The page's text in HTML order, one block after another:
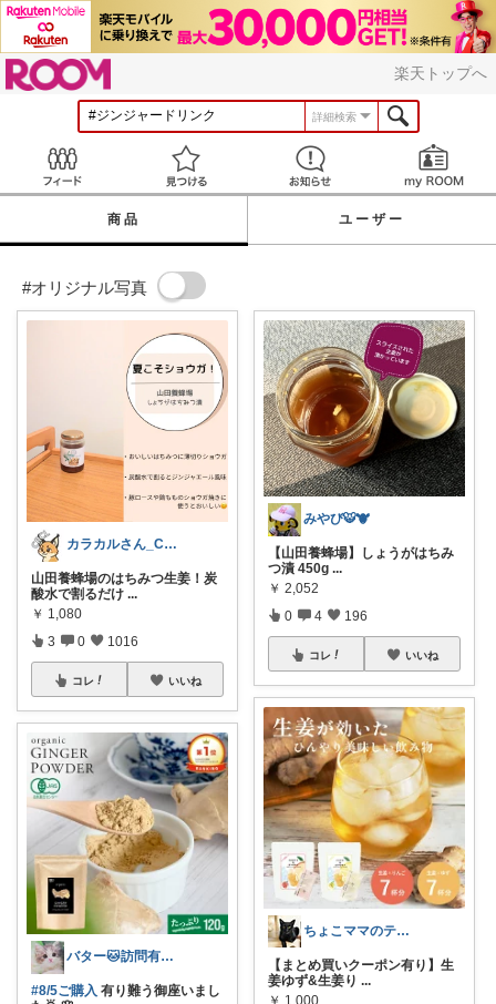
楽天トップへ
詳細検索
見つける お知らせ
商品 ユーザー
#オリジナル写真
カラカルさん_CRCL😺朝コレ4時
山田養蜂場のはちみつ生姜！炭
酸水で割るだけ ...
￥ 1,080
3 0 1016
コレ いいね
バター🐱訪問有難うございます💕
#8/5ご購入 有り難う御座いまし
みやび🐯🐮
【山田養蜂場】しょうがはちみ
つ漬 450g ...
￥ 2,052
0 4 196
コレ いいね
ちょこママのティールーム 訪問感謝！
【まとめ買いクーポン有り】生
姜ゆず&生姜り ...
￥ 1,000